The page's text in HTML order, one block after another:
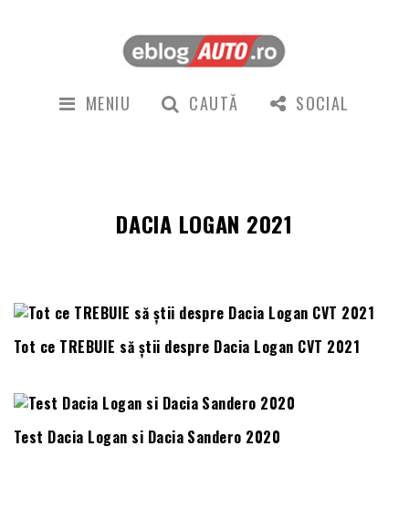
MENIU CAUTĂ SOCIAL
DACIA LOGAN 2021
Tot ce TREBUIE să știi despre Dacia Logan CVT 2021
Test Dacia Logan si Dacia Sandero 2020